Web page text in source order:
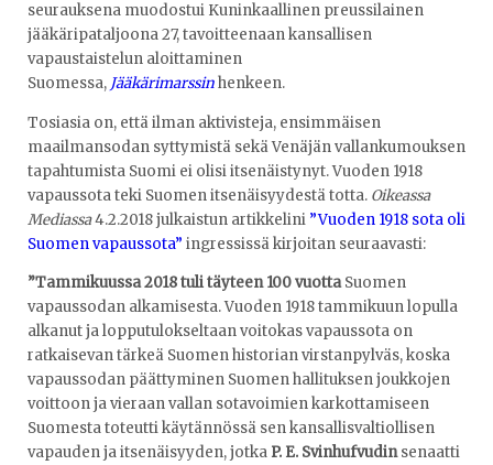
seurauksena muodostui Kuninkaallinen preussilainen
jääkäripataljoona 27, tavoitteenaan kansallisen
vapaustaistelun aloittaminen
Suomessa, Jääkärimarssinhenkeen.
Tosiasia on, että ilman aktivisteja, ensimmäisen
maailmansodan syttymistä sekä Venäjän vallankumouksen
tapahtumista Suomi ei olisi itsenäistynyt. Vuoden 1918
vapaussota teki Suomen itsenäisyydestä totta. Oikeassa
Mediassa4.2.2018 julkaistun artikkelini ”Vuoden 1918 sota oli
Suomen vapaussota” ingressissä kirjoitan seuraavasti:
”Tammikuussa 2018 tuli täyteen 100 vuottaSuomen
vapaussodan alkamisesta. Vuoden 1918 tammikuun lopulla
alkanut ja lopputulokseltaan voitokas vapaussota on
ratkaisevan tärkeä Suomen historian virstanpylväs, koska
vapaussodan päättyminen Suomen hallituksen joukkojen
voittoon ja vieraan vallan sotavoimien karkottamiseen
Suomesta toteutti käytännössä sen kansallisvaltiollisen
vapauden ja itsenäisyyden, jotka P. E. Svinhufvudinsenaatti